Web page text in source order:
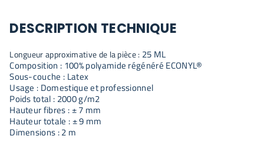
DESCRIPTION TECHNIQUE
Longueur approximative de la pièce : 25 ML
Composition : 100% polyamide régénéré ECONYL®
Sous-couche : Latex
Usage : Domestique et professionnel
Poids total : 2000 g/m2
Hauteur fibres : ± 7 mm
Hauteur totale : ± 9 mm
Dimensions : 2 m